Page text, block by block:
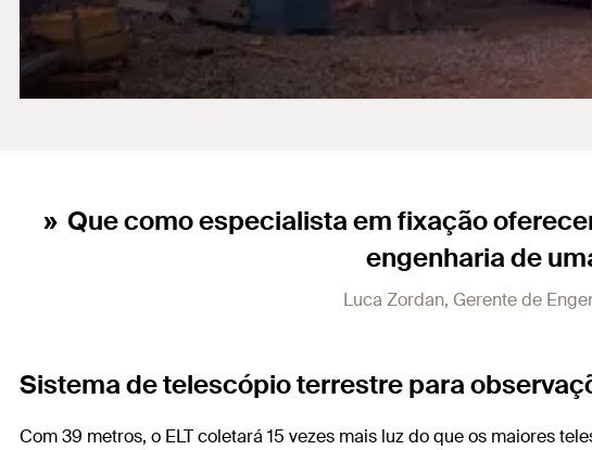
Que como especialista em fixação
engenharia de
Luca Zordan, Gerente de
Sistema de telescópio terrestre para
Com 39 metros, o ELT coletará 15 vezes mais luz do que os maiores